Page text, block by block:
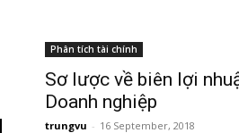
Phân tích tài chính
Sơ lược về biên lợi
Doanh nghiệp
trungvu - 16 September, 2018